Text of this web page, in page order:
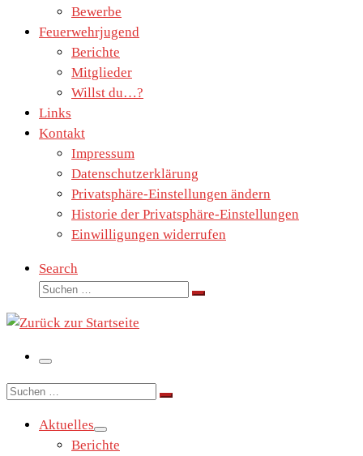
Bewerbe
Feuerwehrjugend
Berichte
Mitglieder
Willst du…?
Links
Kontakt
Impressum
Datenschutzerklärung
Privatsphäre-Einstellungen ändern
Historie der Privatsphäre-Einstellungen
Einwilligungen widerrufen
Search
Suche
Suchen …
Menü
Suche
Suchen …
Aktuelles
Berichte